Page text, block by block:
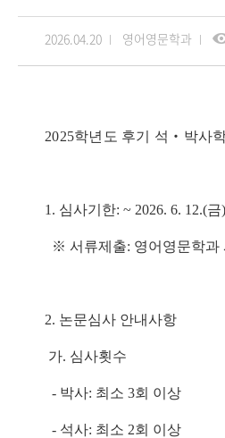
2026.04.20 영어영문학과
2025학년도 후기 석 ‧ 박사
1. 심사기한: ~ 2026. 6. 12.(금
※ 서류제출: 영어영문학과
2. 논문심사 안내사항
가. 심사횟수
- 박사: 최소 3회 이상
- 석사: 최소 2회 이상